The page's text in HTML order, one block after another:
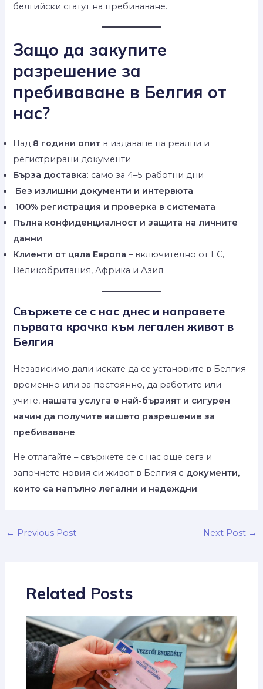
белгийски статут на пребиваване.
Защо да закупите
разрешение за
пребиваване в Белгия от
нас?
Над 8 години опит в издаване на реални и
регистрирани документи
Бърза доставка: само за 4–5 работни дни
Без излишни документи и интервюта
100% регистрация и проверка в системата
Пълна конфиденциалност и защита на личните
данни
Клиенти от цяла Европа – включително от ЕС,
Великобритания, Африка и Азия
Свържете се с нас днес и направете
първата крачка към легален живот в
Белгия
Независимо дали искате да се установите в Белгия
временно или за постоянно, да работите или
учите, нашата услуга е най-бързият и сигурен
начин да получите вашето разрешение за
пребиваване.
Не отлагайте – свържете се с нас още сега и
започнете новия си живот в Белгия с документи,
които са напълно легални и надеждни.
← Previous Post Next Post →
Related Posts